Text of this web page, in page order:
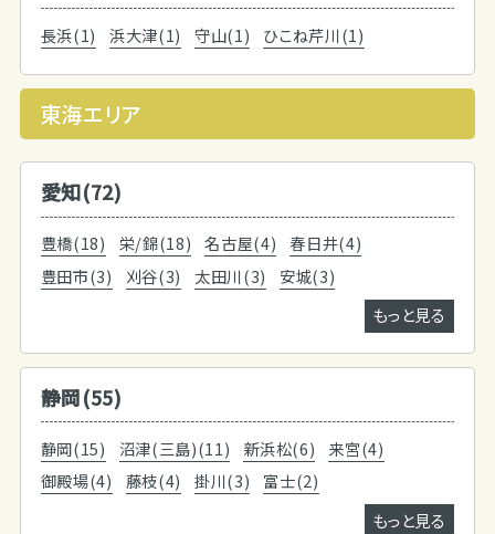
長浜(1) 浜大津(1) 守山(1) ひこね芹川(1)
東海エリア
愛知(72)
豊橋(18) 栄/錦(18) 名古屋(4)
春日井(4)
豊田市(3)
刈谷(3) 太田川(3)
安城(3)
もっと見る
静岡(55)
静岡(15) 沼津(三島)(11) 新浜松(6)
来宮(4)
御殿場(4)
藤枝(4) 掛川(3)
富士(2)
もっと見る